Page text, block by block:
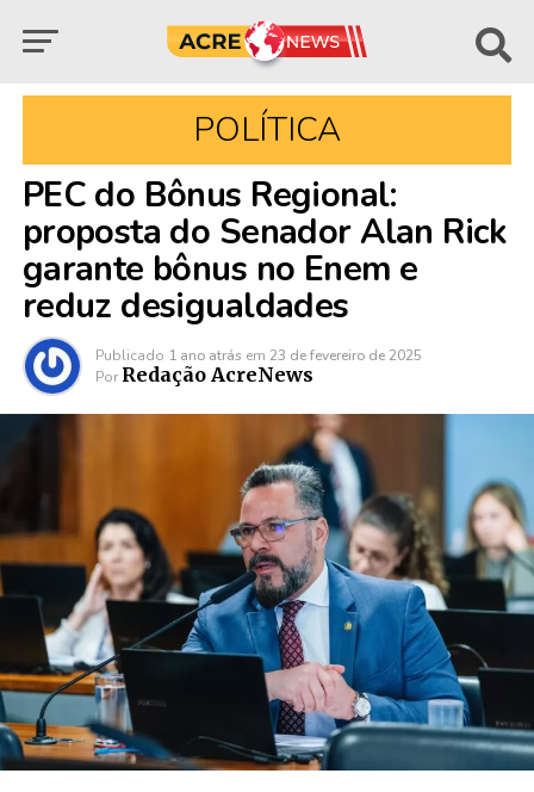
POLÍTICA
PEC do Bônus Regional:
proposta do Senador Alan Rick
garante bônus no Enem e
reduz desigualdades
Publicado 1 ano atrás em 23 de fevereiro de 2025
Por Redação AcreNews